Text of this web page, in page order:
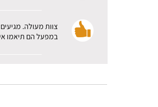
צוות מעולה.
במפעל הם תיאמו